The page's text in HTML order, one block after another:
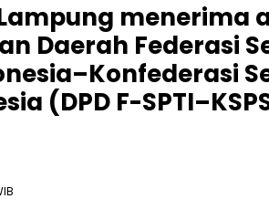
Lampung menerima
Daerah Federasi
(DPD F-